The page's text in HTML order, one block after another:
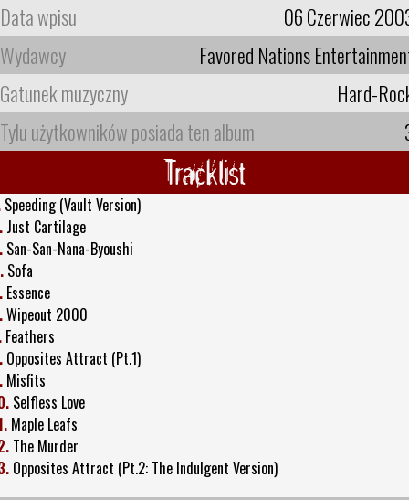
Data wpisu
06 Czerwiec
Wydawcy
Favored Nations
Gatunek muzyczny
Hard-
Tylu użytkowników posiada ten album
Tracklist
Speeding (Vault Version)
Just Cartilage
San-San-Nana-Byoushi
Sofa
Essence
Wipeout 2000
Feathers
Opposites Attract (Pt.1)
Misfits
Selfless Love
Maple Leafs
The Murder
Opposites Attract (Pt.2: The Indulgent Version)